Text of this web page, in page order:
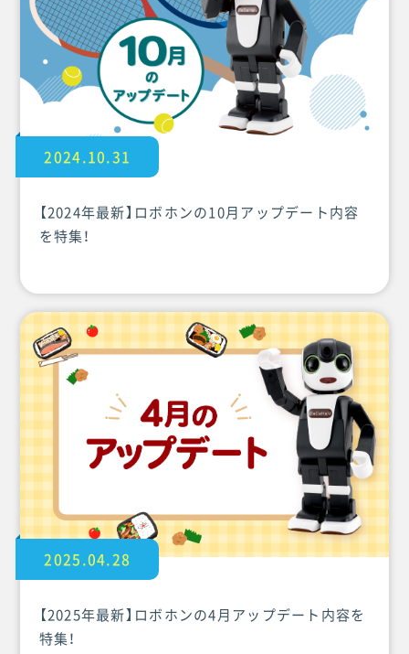
2024.10.31
【2024年最新】ロボホンの10月アップデート内容
を特集！
2025.04.28
【2025年最新】ロボホンの4月アップデート内容を
特集！